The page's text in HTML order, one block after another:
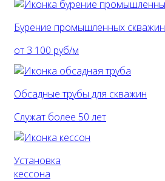
Бурение промышленных скважин
от 3 100 руб/м
Обсадные трубы для скважин
Служат более 50 лет
Установка
кессона